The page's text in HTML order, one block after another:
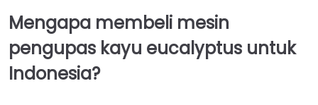
Mengapa membeli mesin
pengupas kayu eucalyptus untuk
Indonesia?